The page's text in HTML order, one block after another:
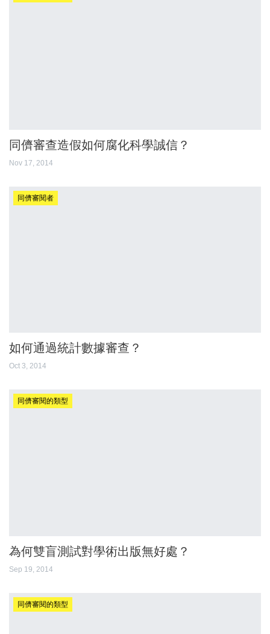
同儕審查造假如何腐化科學誠信？
Nov 17, 2014
同儕審閱者
如何通過統計數據審查？
Oct 3, 2014
同儕審閱的類型
為何雙盲測試對學術出版無好處？
Sep 19, 2014
同儕審閱的類型